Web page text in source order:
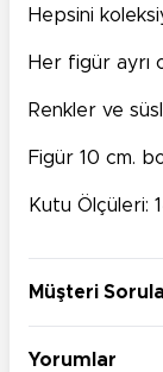
Hepsini
Her figür ayrı
Renkler ve
Figür 10 cm.
Kutu Ölçüleri:
Müşteri
Yorumlar